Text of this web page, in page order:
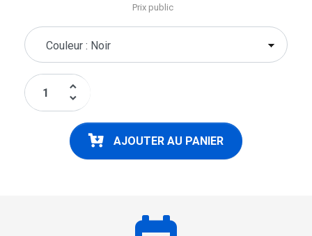
Prix public
keyboard_arrow_up
keyboard_arrow_down
AJOUTER AU PANIER